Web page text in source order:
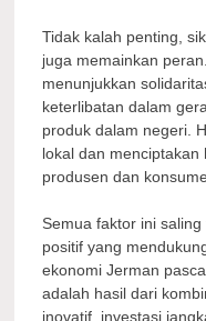
Tidak kalah penting,
juga memainkan
menunjukkan
keterlibatan dalam
produk dalam negeri.
lokal dan
produsen dan
Semua faktor ini
positif yang
ekonomi Jerman
adalah hasil dari
inovatif, investasi